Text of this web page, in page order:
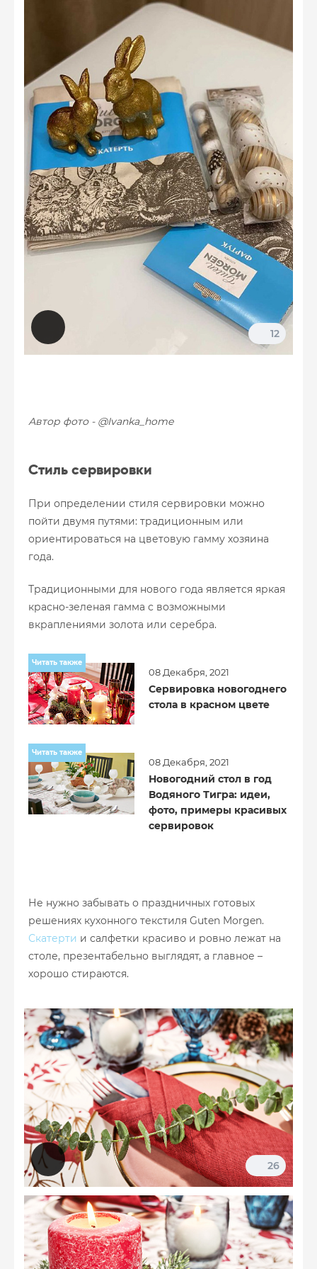
12
Автор фото - @Ivanka_home
Стиль сервировки
При определении стиля сервировки можно
пойти двумя путями: традиционным или
ориентироваться на цветовую гамму хозяина
года.
Традиционными для нового года является яркая
красно-зеленая гамма с возможными
вкраплениями золота или серебра.
Читать также
08 Декабря, 2021
Сервировка новогоднего
стола в красном цвете
Читать также
08 Декабря, 2021
Новогодний стол в год
Водяного Тигра: идеи,
фото, примеры красивых
сервировок
Не нужно забывать о праздничных готовых
решениях кухонного текстиля Guten Morgen.
Скатерти и салфетки красиво и ровно лежат на
столе, презентабельно выглядят, а главное –
хорошо стираются.
26